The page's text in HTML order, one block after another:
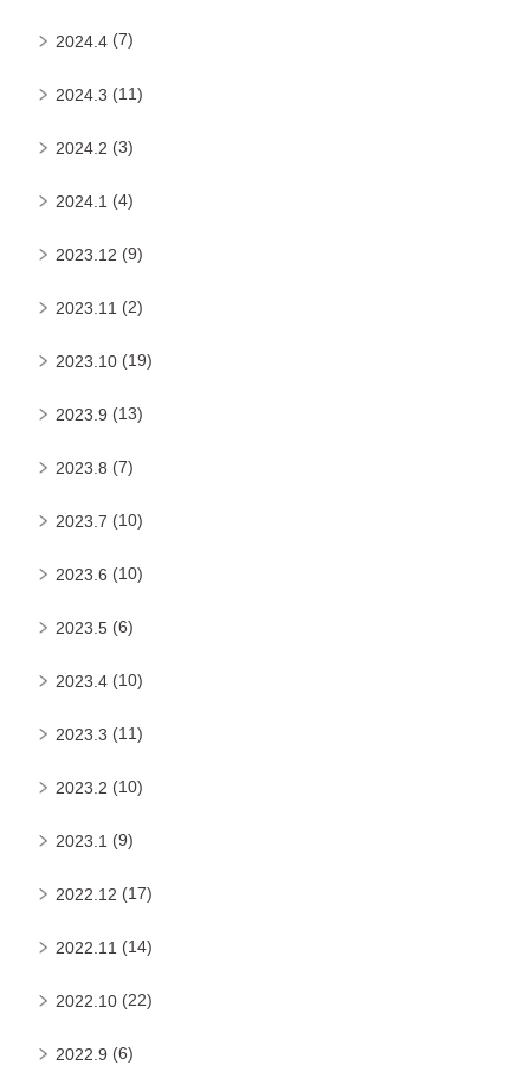
2024.4 (7)
2024.3 (11)
2024.2 (3)
2024.1 (4)
2023.12 (9)
2023.11 (2)
2023.10 (19)
2023.9 (13)
2023.8 (7)
2023.7 (10)
2023.6 (10)
2023.5 (6)
2023.4 (10)
2023.3 (11)
2023.2 (10)
2023.1 (9)
2022.12 (17)
2022.11 (14)
2022.10 (22)
2022.9 (6)